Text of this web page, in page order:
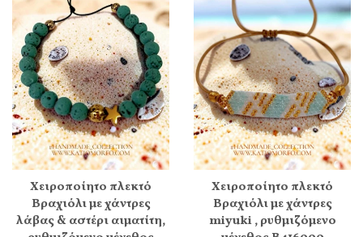
Χειροποίητο πλεκτό
Βραχιόλι με χάντρες
λάβας & αστέρι αιματίτη,
Χειροποίητο πλεκτό
Βραχιόλι με χάντρες
miyuki , ρυθμιζόμενο